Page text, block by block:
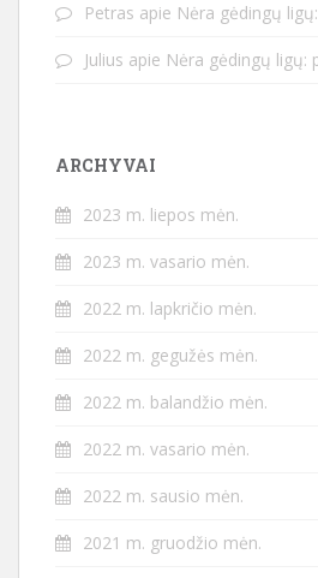
Petras apie Nėra gėdingų
Julius apie Nėra gėdingų ligų:
ARCHYVAI
2023 m. liepos mėn.
2023 m. vasario mėn.
2022 m. lapkričio mėn.
2022 m. gegužės mėn.
2022 m. balandžio mėn.
2022 m. vasario mėn.
2022 m. sausio mėn.
2021 m. gruodžio mėn.